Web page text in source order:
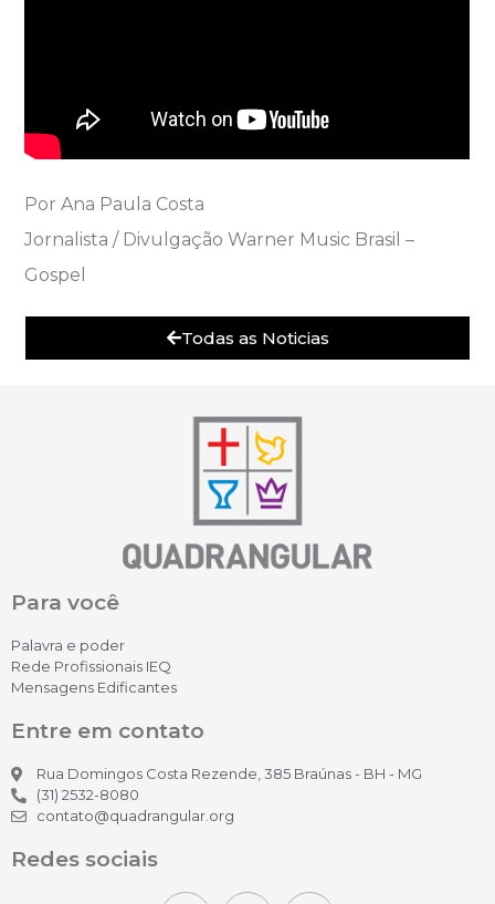
Por Ana Paula Costa
Jornalista / Divulgação Warner Music Brasil –
Gospel
Todas as Noticias
Para você
Palavra e poder
Rede Profissionais IEQ
Mensagens Edificantes
Entre em contato
Rua Domingos Costa Rezende, 385 Braúnas - BH - MG
(31) 2532-8080
contato@quadrangular.org
Redes sociais